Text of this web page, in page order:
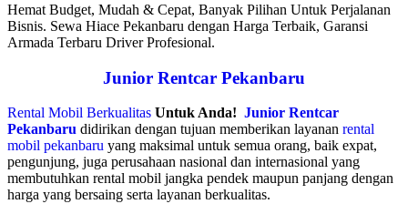
Hemat Budget, Mudah & Cepat, Banyak Pilihan Untuk Perjalanan
Bisnis. Sewa Hiace Pekanbaru dengan Harga Terbaik, Garansi
Armada Terbaru Driver Profesional.
Junior Rentcar Pekanbaru
Rental Mobil Berkualitas Untuk Anda! Junior Rentcar
Pekanbaru didirikan dengan tujuan memberikan layanan rental
mobil pekanbaru yang maksimal untuk semua orang, baik expat,
pengunjung, juga perusahaan nasional dan internasional yang
membutuhkan rental mobil jangka pendek maupun panjang dengan
harga yang bersaing serta layanan berkualitas.